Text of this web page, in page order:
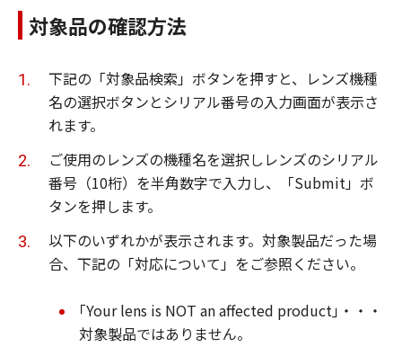
対象品の確認方法
下記の「対象品検索」ボタンを押すと、レンズ機種
名の選択ボタンとシリアル番号の入力画面が表示さ
れます。
ご使用のレンズの機種名を選択しレンズのシリアル
番号（10桁）を半角数字で入力し、「Submit」ボ
タンを押します。
以下のいずれかが表示されます。対象製品だった場
合、下記の「対応について」をご参照ください。
｢Your lens is NOT an affected product｣・・・
対象製品ではありません。